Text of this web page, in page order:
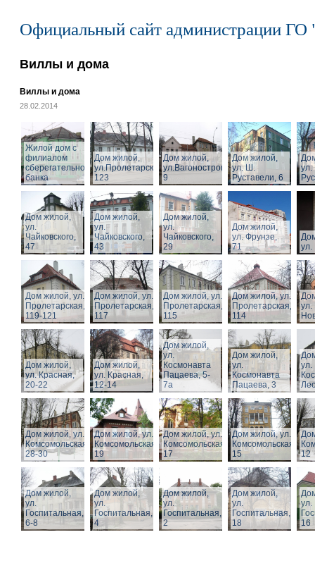
Официальный сайт администрации ГО
Виллы и дома
Виллы и дома
28.02.2014
Жилой дом с
филиалом
сберегательного
банка
Дом жилой,
ул.Пролетарская,
123
Дом жилой,
ул.Вагоностроительная,
9
Дом жилой,
ул. Ш.
Руставели, 6
Дом жилой,
ул.
Чайковского,
47
Дом жилой,
ул.
Чайковского,
43
Дом жилой,
ул.
Чайковского,
29
Дом жилой,
ул. Фрунзе,
71
ул.
Дом жилой, ул.
Пролетарская,
119-121
Дом жилой, ул.
Пролетарская,
117
Дом жилой, ул.
Пролетарская,
115
Дом жилой, ул.
Пролетарская,
114
Дом жилой,
ул. Красная,
20-22
Дом жилой,
ул. Красная,
12-14
Дом жилой,
ул.
Космонавта
Пацаева, 5-
7а
Дом жилой,
ул.
Космонавта
Пацаева, 3
ул.
Дом жилой, ул.
Комсомольская,
28-30
Дом жилой, ул.
Комсомольская,
19
Дом жилой, ул.
Комсомольская,
17
Дом жилой, ул.
Комсомольская,
15
12
Дом жилой,
ул.
Госпитальная,
6-8
Дом жилой,
ул.
Госпитальная,
4
Дом жилой,
ул.
Госпитальная,
2
Дом жилой,
ул.
Госпитальная,
18
ул.
16